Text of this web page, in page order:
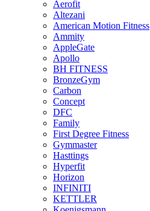
Aerofit
Altezani
American Motion Fitness
Ammity
AppleGate
Apollo
BH FITNESS
BronzeGym
Carbon
Concept
DFC
Family
First Degree Fitness
Gymmaster
Hasttings
Hyperfit
Horizon
INFINITI
KETTLER